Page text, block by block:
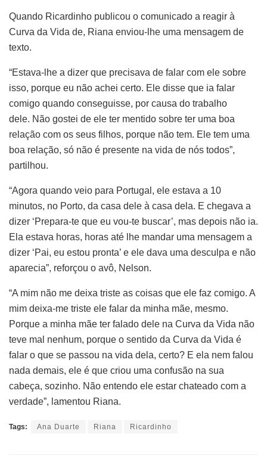
Quando Ricardinho publicou o comunicado a reagir à
Curva da Vida de, Riana enviou-lhe uma mensagem de
texto.
“Estava-lhe a dizer que precisava de falar com ele sobre
isso, porque eu não achei certo. Ele disse que ia falar
comigo quando conseguisse, por causa do trabalho
dele. Não gostei de ele ter mentido sobre ter uma boa
relação com os seus filhos, porque não tem. Ele tem uma
boa relação, só não é presente na vida de nós todos”,
partilhou.
“Agora quando veio para Portugal, ele estava a 10
minutos, no Porto, da casa dele à casa dela. E chegava a
dizer ‘Prepara-te que eu vou-te buscar’, mas depois não ia.
Ela estava horas, horas até lhe mandar uma mensagem a
dizer ‘Pai, eu estou pronta’ e ele dava uma desculpa e não
aparecia”, reforçou o avô, Nelson.
“A mim não me deixa triste as coisas que ele faz comigo. A
mim deixa-me triste ele falar da minha mãe, mesmo.
Porque a minha mãe ter falado dele na Curva da Vida não
teve mal nenhum, porque o sentido da Curva da Vida é
falar o que se passou na vida dela, certo? E ela nem falou
nada demais, ele é que criou uma confusão na sua
cabeça, sozinho. Não entendo ele estar chateado com a
verdade”, lamentou Riana.
Tags: Ana Duarte Riana Ricardinho